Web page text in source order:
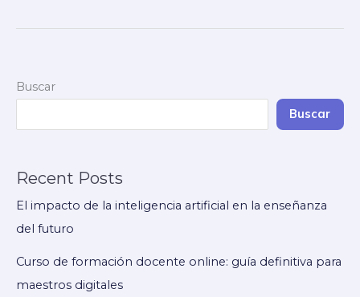
la
Buscar
Buscar
Recent Posts
El impacto de la inteligencia artificial en la enseñanza
del futuro
Curso de formación docente online: guía definitiva para
maestros digitales